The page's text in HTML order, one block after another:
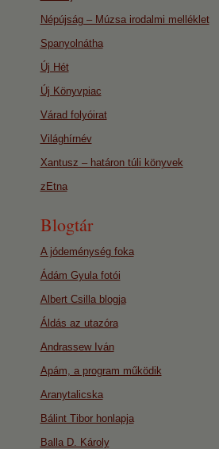
Népújság – Múzsa irodalmi melléklet
Spanyolnátha
Új Hét
Új Könyvpiac
Várad folyóirat
Világhírnév
Xantusz – határon túli könyvek
zEtna
Blogtár
A jódeménység foka
Ádám Gyula fotói
Albert Csilla blogja
Áldás az utazóra
Andrassew Iván
Apám, a program működik
Aranytalicska
Bálint Tibor honlapja
Balla D. Károly